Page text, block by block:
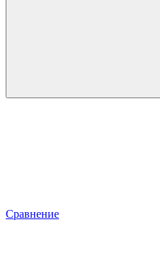
Сравнение